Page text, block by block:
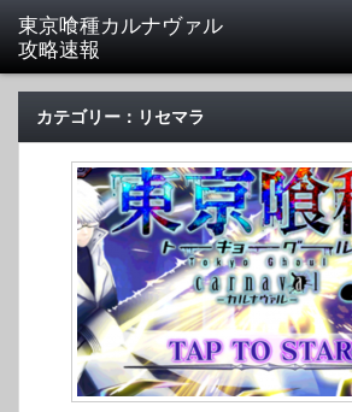
東京喰種カルナヴァル
攻略速報
カテゴリー：リセマラ